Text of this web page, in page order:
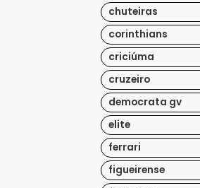
chuteiras
corinthians
criciúma
cruzeiro
democrata gv
elite
ferrari
figueirense